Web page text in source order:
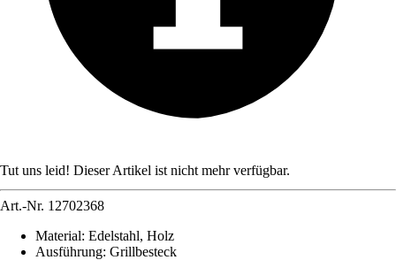
Tut uns leid! Dieser Artikel ist nicht mehr verfügbar.
Art.-Nr. 12702368
Material: Edelstahl, Holz
Ausführung: Grillbesteck